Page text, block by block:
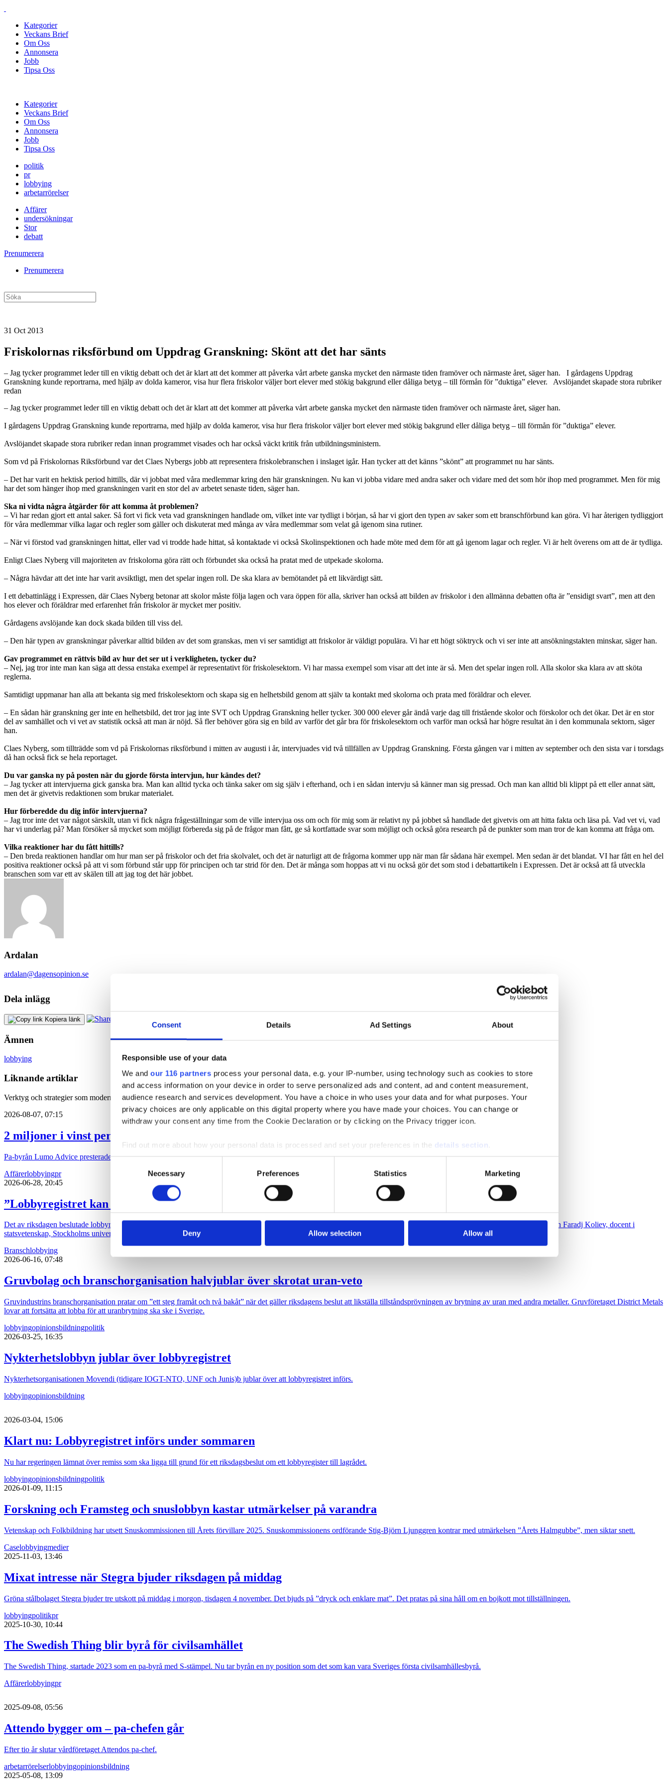
Consent Details Ad Settings About
Responsible use of your data
We and our 116 partners process your personal data, e.g. your IP-number, using technology such as cookies to store
and access information on your device in order to serve personalized ads and content, ad and content measurement,
audience research and services development. You have a choice in who uses your data and for what purposes. Your
privacy choices are only applicable on this digital property where you have made your choices. You can change or
withdraw your consent any time from the Cookie Declaration or by clicking on the Privacy trigger icon.
Find out more about how your personal data is processed and set your preferences in the details section
We use cookies to personalise content and ads, to provide social media features and to analyse our traffic. We also share
information about your use of our site with our social media, advertising and analytics partners who may combine it with
other information that you’ve provided to them or that they’ve collected from your use of their services.
Consent
Necessary Preferences Statistics Marketing
Deny Allow selection Allow all
Kategorier
Veckans Brief
Om Oss
Annonsera
Jobb
Tipsa Oss
Kategorier
Veckans Brief
Om Oss
Annonsera
Jobb
Tipsa Oss
politik
pr
lobbying
arbetarrörelser
Affärer
undersökningar
Stor
debatt
Prenumerera
Prenumerera
31 Oct 2013
Friskolornas riksförbund om Uppdrag Granskning: Skönt att det har sänts
– Jag tycker programmet leder till en viktig debatt och det är klart att det kommer att påverka vårt arbete ganska mycket den närmaste tiden framöver och närmaste året, säger han. I gårdagens Uppdrag
Granskning kunde reportrarna, med hjälp av dolda kameror, visa hur flera friskolor väljer bort elever med stökig bakgrund eller dåliga betyg – till förmån för ”duktiga” elever. Avslöjandet skapade stora rubriker
redan
– Jag tycker programmet leder till en viktig debatt och det är klart att det kommer att påverka vårt arbete ganska mycket den närmaste tiden framöver och närmaste året, säger han.
I gårdagens Uppdrag Granskning kunde reportrarna, med hjälp av dolda kameror, visa hur flera friskolor väljer bort elever med stökig bakgrund eller dåliga betyg – till förmån för ”duktiga” elever.
Avslöjandet skapade stora rubriker redan innan programmet visades och har också väckt kritik från utbildningsministern.
Som vd på Friskolornas Riksförbund var det Claes Nybergs jobb att representera friskolebranschen i inslaget igår. Han tycker att det känns ”skönt” att programmet nu har sänts.
– Det har varit en hektisk period hittills, där vi jobbat med våra medlemmar kring den här granskningen. Nu kan vi jobba vidare med andra saker och vidare med det som hör ihop med programmet. Men för mig
har det som hänger ihop med granskningen varit en stor del av arbetet senaste tiden, säger han.
Ska ni vidta några åtgärder för att komma åt problemen?
– Vi har redan gjort ett antal saker. Så fort vi fick veta vad granskningen handlade om, vilket inte var tydligt i början, så har vi gjort den typen av saker som ett branschförbund kan göra. Vi har återigen tydliggjort
för våra medlemmar vilka lagar och regler som gäller och diskuterat med många av våra medlemmar som velat gå igenom sina rutiner.
– När vi förstod vad granskningen hittat, eller vad vi trodde hade hittat, så kontaktade vi också Skolinspektionen och hade möte med dem för att gå igenom lagar och regler. Vi är helt överens om att de är tydliga.
Enligt Claes Nyberg vill majoriteten av friskolorna göra rätt och förbundet ska också ha pratat med de utpekade skolorna.
– Några hävdar att det inte har varit avsiktligt, men det spelar ingen roll. De ska klara av bemötandet på ett likvärdigt sätt.
I ett debattinlägg i Expressen, där Claes Nyberg betonar att skolor måste följa lagen och vara öppen för alla, skriver han också att bilden av friskolor i den allmänna debatten ofta är ”ensidigt svart”, men att den
hos elever och föräldrar med erfarenhet från friskolor är mycket mer positiv.
Gårdagens avslöjande kan dock skada bilden till viss del.
– Den här typen av granskningar påverkar alltid bilden av det som granskas, men vi ser samtidigt att friskolor är väldigt populära. Vi har ett högt söktryck och vi ser inte att ansökningstakten minskar, säger han.
Gav programmet en rättvis bild av hur det ser ut i verkligheten, tycker du?
– Nej, jag tror inte man kan säga att dessa enstaka exempel är representativt för friskolesektorn. Vi har massa exempel som visar att det inte är så. Men det spelar ingen roll. Alla skolor ska klara av att sköta
reglerna.
Samtidigt uppmanar han alla att bekanta sig med friskolesektorn och skapa sig en helhetsbild genom att själv ta kontakt med skolorna och prata med föräldrar och elever.
– En sådan här granskning ger inte en helhetsbild, det tror jag inte SVT och Uppdrag Granskning heller tycker. 300 000 elever går ändå varje dag till fristående skolor och förskolor och det ökar. Det är en stor
del av samhället och vi vet av statistik också att man är nöjd. Så fler behöver göra sig en bild av varför det går bra för friskolesektorn och varför man också har högre resultat än i den kommunala sektorn, säger
han.
Claes Nyberg, som tillträdde som vd på Friskolornas riksförbund i mitten av augusti i år, intervjuades vid två tillfällen av Uppdrag Granskning. Första gången var i mitten av september och den sista var i torsdags
då han också fick se hela reportaget.
Du var ganska ny på posten när du gjorde första intervjun, hur kändes det?
– Jag tycker att intervjuerna gick ganska bra. Man kan alltid tycka och tänka saker om sig själv i efterhand, och i en sådan intervju så känner man sig pressad. Och man kan alltid bli klippt på ett eller annat sätt,
men det är givetvis redaktionen som brukar materialet.
Hur förberedde du dig inför intervjuerna?
– Jag tror inte det var något särskilt, utan vi fick några frågeställningar som de ville intervjua oss om och för mig som är relativt ny på jobbet så handlade det givetvis om att hitta fakta och läsa på. Vad vet vi, vad
har vi underlag på? Man försöker så mycket som möjligt förbereda sig på de frågor man fått, ge så kortfattade svar som möjligt och också göra research på de punkter som man tror de kan komma att fråga om.
Vilka reaktioner har du fått hittills?
– Den breda reaktionen handlar om hur man ser på friskolor och det fria skolvalet, och det är naturligt att de frågorna kommer upp när man får sådana här exempel. Men sedan är det blandat. VI har fått en hel del
positiva reaktioner också på att vi som förbund står upp för principen och tar strid för den. Det är många som hoppas att vi nu också gör det som stod i debattartikeln i Expressen. Det är också att få utveckla
branschen som var ett av skälen till att jag tog det här jobbet.
Ardalan
ardalan@dagensopinion.se
Dela inlägg
Kopiera länk
Ämnen
lobbying
Liknande artiklar
Verktyg och strategier som moderna team behöver för att hjälpa sina företag att växa.
2026-08-07, 07:15
2 miljoner i vinst per anställd hos Lumo
Pa-byrån Lumo Advice presterade en rörelsemarginal på 41 procent under 2025. Rörelsevinsten per medarbetare låg på 2,1 miljoner kronor.
Affärerlobbyingpr
2026-06-28, 20:45
”Lobbyregistret kan underminera förtroendet”
Det av riksdagen beslutade lobbyregistret kan underminera förtroendet snarare än stärker det. Det skriver Alexander Katsaitis, docent i statsvetenskap, Stockholms universitet och Faradj Koliev, docent i
statsvetenskap, Stockholms universitet samt förtroendevald för Socialdemokraterna i Solna på DN Debatt.
Branschlobbying
2026-06-16, 07:48
Gruvbolag och branschorganisation halvjublar över skrotat uran-veto
Gruvindustrins branschorganisation pratar om ”ett steg framåt och två bakåt” när det gäller riksdagens beslut att likställa tillståndsprövningen av brytning av uran med andra metaller. Gruvföretaget District Metals
lovar att fortsätta att lobba för att uranbrytning ska ske i Sverige.
lobbyingopinionsbildningpolitik
2026-03-25, 16:35
Nykterhetslobbyn jublar över lobbyregistret
Nykterhetsorganisationen Movendi (tidigare IOGT-NTO, UNF och Junis)b jublar över att lobbyregistret införs.
lobbyingopinionsbildning
2026-03-04, 15:06
Klart nu: Lobbyregistret införs under sommaren
Nu har regeringen lämnat över remiss som ska ligga till grund för ett riksdagsbeslut om ett lobbyregister till lagrådet.
lobbyingopinionsbildningpolitik
2026-01-09, 11:15
Forskning och Framsteg och snuslobbyn kastar utmärkelser på varandra
Vetenskap och Folkbildning har utsett Snuskommissionen till Årets förvillare 2025. Snuskommissionens ordförande Stig-Björn Ljunggren kontrar med utmärkelsen ”Årets Halmgubbe”, men siktar snett.
Caselobbyingmedier
2025-11-03, 13:46
Mixat intresse när Stegra bjuder riksdagen på middag
Gröna stålbolaget Stegra bjuder tre utskott på middag i morgon, tisdagen 4 november. Det bjuds på ”dryck och enklare mat”. Det pratas på sina håll om en bojkott mot tillställningen.
lobbyingpolitikpr
2025-10-30, 10:44
The Swedish Thing blir byrå för civilsamhället
The Swedish Thing, startade 2023 som en pa-byrå med S-stämpel. Nu tar byrån en ny position som det som kan vara Sveriges första civilsamhällesbyrå.
Affärerlobbyingpr
2025-09-08, 05:56
Attendo bygger om – pa-chefen går
Efter tio år slutar vårdföretaget Attendos pa-chef.
arbetarrörelserlobbyingopinionsbildning
2025-05-08, 13:09